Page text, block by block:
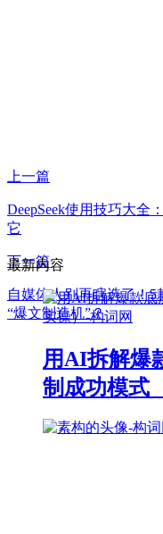
上一篇
DeepSeek使用技巧大全
它
下一篇
自媒体人别再瞎选了！
“爆文制造机”？
最新内容
用AI拆解爆
制成功模式